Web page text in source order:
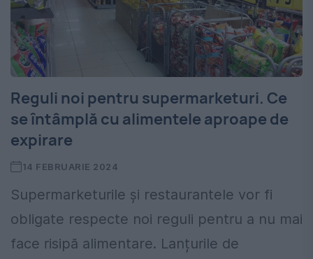
Reguli noi pentru supermarketuri. Ce
se întâmplă cu alimentele aproape de
expirare
14 FEBRUARIE 2024
Supermarketurile și restaurantele vor fi
obligate respecte noi reguli pentru a nu mai
face risipă alimentare. Lanțurile de